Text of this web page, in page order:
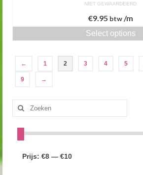
NIET GEWAARDEERD
€9.95 btw/m
Select options
← 1 2 3 4 5
9 →
Zoeken
naar:
Prijs: €8 — €10